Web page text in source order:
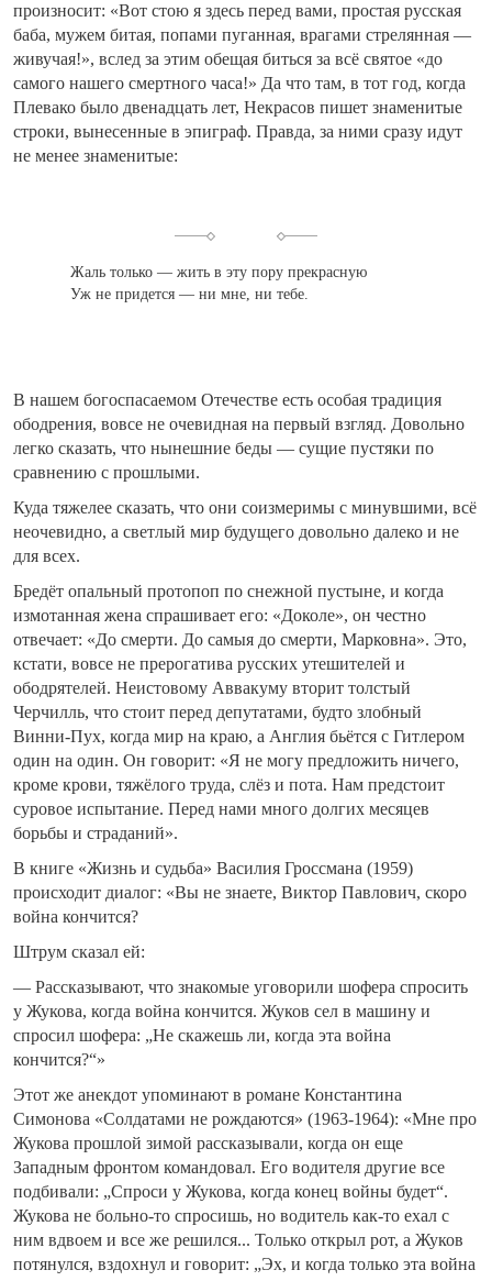
произносит: «Вот стою я здесь перед вами, простая русская
баба, мужем битая, попами пуганная, врагами стрелянная —
живучая!», вслед за этим обещая биться за всё святое «до
самого нашего смертного часа!» Да что там, в тот год, когда
Плевако было двенадцать лет, Некрасов пишет знаменитые
строки, вынесенные в эпиграф. Правда, за ними сразу идут
не менее знаменитые:
Жаль только — жить в эту пору прекрасную
Уж не придется — ни мне, ни тебе.
В нашем богоспасаемом Отечестве есть особая традиция
ободрения, вовсе не очевидная на первый взгляд. Довольно
легко сказать, что нынешние беды — сущие пустяки по
сравнению с прошлыми.
Куда тяжелее сказать, что они соизмеримы с минувшими, всё
неочевидно, а светлый мир будущего довольно далеко и не
для всех.
Бредёт опальный протопоп по снежной пустыне, и когда
измотанная жена спрашивает его: «Доколе», он честно
отвечает: «До смерти. До самыя до смерти, Марковна». Это,
кстати, вовсе не прерогатива русских утешителей и
ободрятелей. Неистовому Аввакуму вторит толстый
Черчилль, что стоит перед депутатами, будто злобный
Винни-Пух, когда мир на краю, а Англия бьётся с Гитлером
один на один. Он говорит: «Я не могу предложить ничего,
кроме крови, тяжёлого труда, слёз и пота. Нам предстоит
суровое испытание. Перед нами много долгих месяцев
борьбы и страданий».
В книге «Жизнь и судьба» Василия Гроссмана (1959)
происходит диалог: «Вы не знаете, Виктор Павлович, скоро
война кончится?
Штрум сказал ей:
— Рассказывают, что знакомые уговорили шофера спросить
у Жукова, когда война кончится. Жуков сел в машину и
спросил шофера: „Не скажешь ли, когда эта война
кончится?“»
Этот же анекдот упоминают в романе Константина
Симонова «Солдатами не рождаются» (1963-1964): «Мне про
Жукова прошлой зимой рассказывали, когда он еще
Западным фронтом командовал. Его водителя другие все
подбивали: „Спроси у Жукова, когда конец войны будет“.
Жукова не больно-то спросишь, но водитель как-то ехал с
ним вдвоем и все же решился... Только открыл рот, а Жуков
потянулся, вздохнул и говорит: „Эх, и когда только эта война